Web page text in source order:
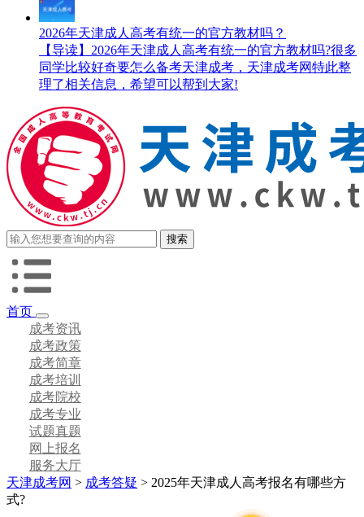
2026年天津成人高考有统一的官方教材吗？
【导读】2026年天津成人高考有统一的官方教材吗?很多
同学比较好奇要怎么备考天津成考，天津成考网特此整
理了相关信息，希望可以帮到大家!
首页
成考资讯
成考政策
成考简章
成考培训
成考院校
成考专业
试题真题
网上报名
服务大厅
天津成考网 > 成考答疑 > 2025年天津成人高考报名有哪些方
式?